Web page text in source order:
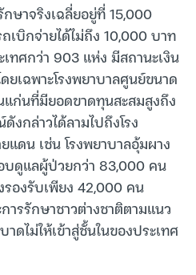
ษาจริงเฉลี่ยอยู่ที่ 15,000
เบิกจ่ายได้ไม่ถึง 10,000 บาท
ทศกว่า 903 แห่ง มีสถานะเงิน
เฉพาะโรงพยาบาลศูนย์ขนาด
แก่นที่มียอดขาดทุนสะสมสูงถึง
งกล่าวได้ลามไปถึงโรง
แดน เช่น โรงพยาบาลอุ้มผาง
ดูแลผู้ป่วยกว่า 83,000 คน
องรับเพียง 42,000 คน
ารรักษาชาวต่างชาติตามแนว
ดไม่ให้เข้าสู่ชั้นในของประเทศ